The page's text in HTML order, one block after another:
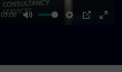
03:06